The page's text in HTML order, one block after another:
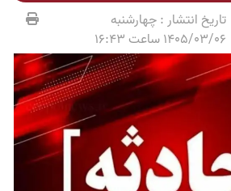
تاریخ انتشار :چهارشنبه
1405/03/06 ساعت 16:43